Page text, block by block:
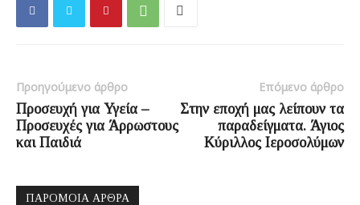
Προηγούμενο άρθρο
Προσευχή για Υγεία –
Προσευχές για Άρρωστους
και Παιδιά
Επόμενο άρθρο
Στην εποχή μας λείπουν τα
παραδείγματα. Άγιος
Κύριλλος Ιεροσολύμων
ΠΑΡΟΜΟΙΑ ΑΡΘΡΑ